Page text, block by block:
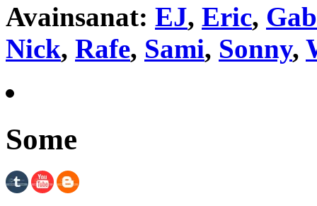
Avainsanat: EJ, Eric,
Nick, Rafe, Sami, Sonny,
Some